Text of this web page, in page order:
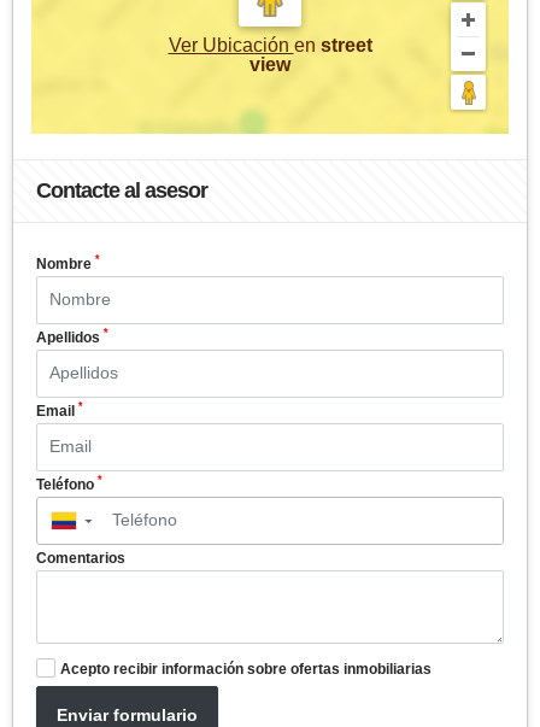
Ver Ubicación en street
view
Contacte al asesor
Nombre *
Apellidos *
Email *
Teléfono *
▼
Comentarios
Acepto recibir información sobre ofertas inmobiliarias
Enviar formulario